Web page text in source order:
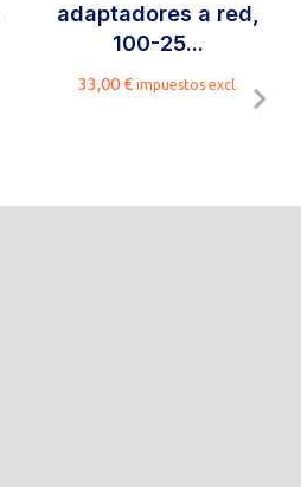
adaptadores a red,
100-25...
33,00€ impuestos excl.